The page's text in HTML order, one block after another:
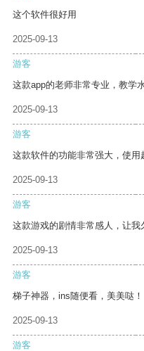
这个软件很好用
2025-09-13
游客
这款app的老师非常专业，教学
2025-09-13
游客
这款软件的功能非常强大，使用
2025-09-13
游客
这款游戏的剧情非常感人，让我
2025-09-13
游客
梯子神器，ins随便看，美美哒！
2025-09-13
游客